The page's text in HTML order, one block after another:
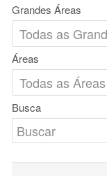
Grandes Áreas
Áreas
Busca